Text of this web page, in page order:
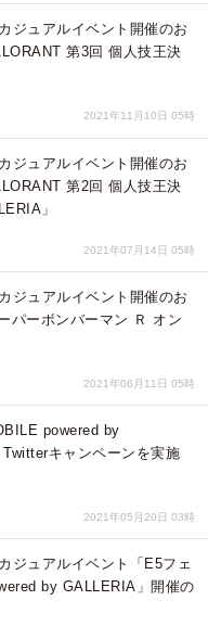
ジュアルイベント開催のお
第3回 個人技王決
2021年11月10日 05時
ジュアルイベント開催のお
第2回 個人技王決
」
2021年07月14日 05時
ジュアルイベント開催のお
パーボンバーマン Ｒ オン
2021年06月11日 05時
powered by
キャンペーンを実施
2021年05月20日 03時
ジュアルイベント「E5フェ
by GALLERIA」開催の